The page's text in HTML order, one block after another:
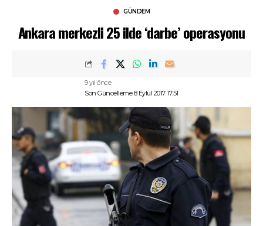
GÜNDEM
Ankara merkezli 25 ilde ‘darbe’ operasyonu
Son Güncelleme 8 Eylül 2017 17:51
9 yıl önce